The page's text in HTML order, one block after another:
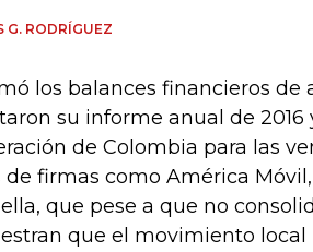
G. RODRÍGUEZ
los balances financieros de
su informe anual de
de Colombia para las
de firmas como América
que pese a que no
que el movimiento local